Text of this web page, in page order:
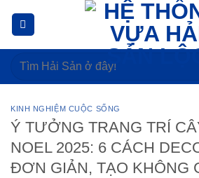
dung
Tìm
KINH NGHIỆM CUỘC SỐNG
Ý TƯỞNG TRANG TRÍ
NOEL 2025: 6 CÁCH
ĐƠN GIẢN, TẠO KHÔNG